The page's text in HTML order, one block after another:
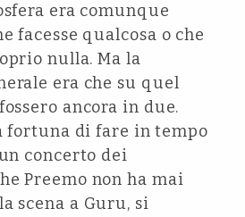
era comunque
facesse qualcosa o che
nulla. Ma la
era che su quel
ancora in due.
fortuna di fare in tempo
concerto dei
Preemo non ha mai
scena a Guru, si